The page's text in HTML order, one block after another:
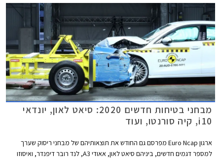
גרסת 3 דלתות לא תוצע, בהתאם למגמה העולמית שהחלה לפני מספר שנים
עקב ירידה בביקושים.
מבחני בטיחות חדשים 2020: סיאט לאון, יונדאי
i10, קיה סורנטו, ועוד
ארגון Euro Ncap מפרסם גם החודש את תוצאותיהם של מבחני ריסוק שערך
למספר דגמים חדשים, ביניהם סיאט לאון, אאודי A3, לנד רובר דיפנדר, ואיסוזו